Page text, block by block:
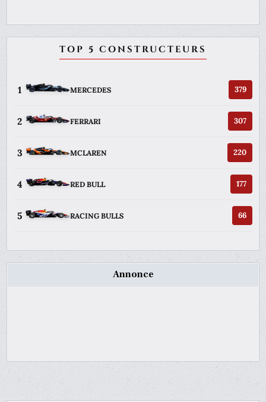
TOP 5 CONSTRUCTEURS
1 MERCEDES 379
2 FERRARI 307
3 MCLAREN 220
4 RED BULL 177
5 RACING BULLS 66
Annonce